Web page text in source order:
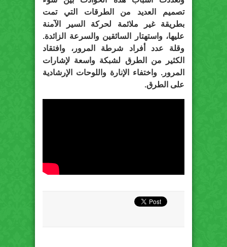
تصميم العديد من الطرقات التي تمت
بطريقة غير ملائمة لحركة السير الآمنة
عليها، واستهتار السائقين والسرعة الزائدة.
وقلة عدد أفراد شرطة المرور، وافتقاد
الكثير من الطرق لشبكة واسعة لإشارات
المرور. واختفاء الإنارة واللوحات الإرشادية
على الطرق.